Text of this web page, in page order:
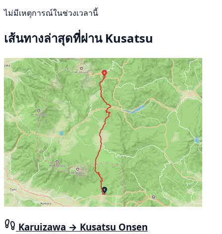
ไม่มีเหตุการณ์ในช่วงเวลานี้
เส้นทางล่าสุดที่ผ่าน Kusatsu
Karuizawa → Kusatsu Onsen